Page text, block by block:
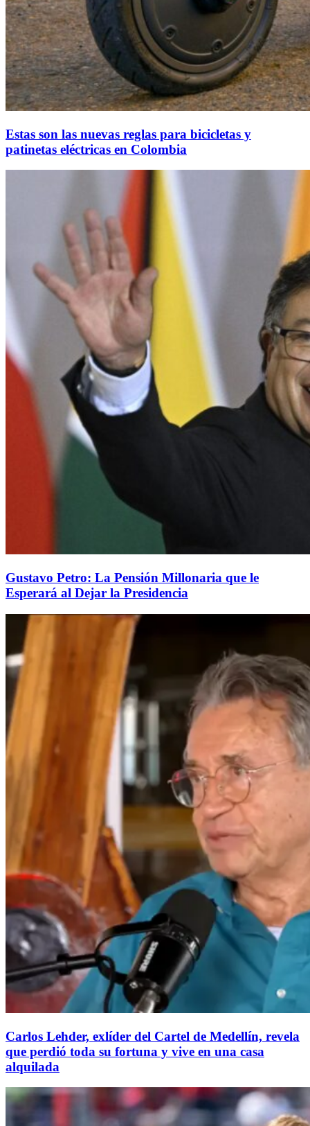
Estas son las nuevas reglas para bicicletas y
patinetas eléctricas en Colombia
Gustavo Petro: La Pensión Millonaria que le
Esperará al Dejar la Presidencia
Carlos Lehder, exlíder del Cartel de Medellín, revela
que perdió toda su fortuna y vive en una casa
alquilada